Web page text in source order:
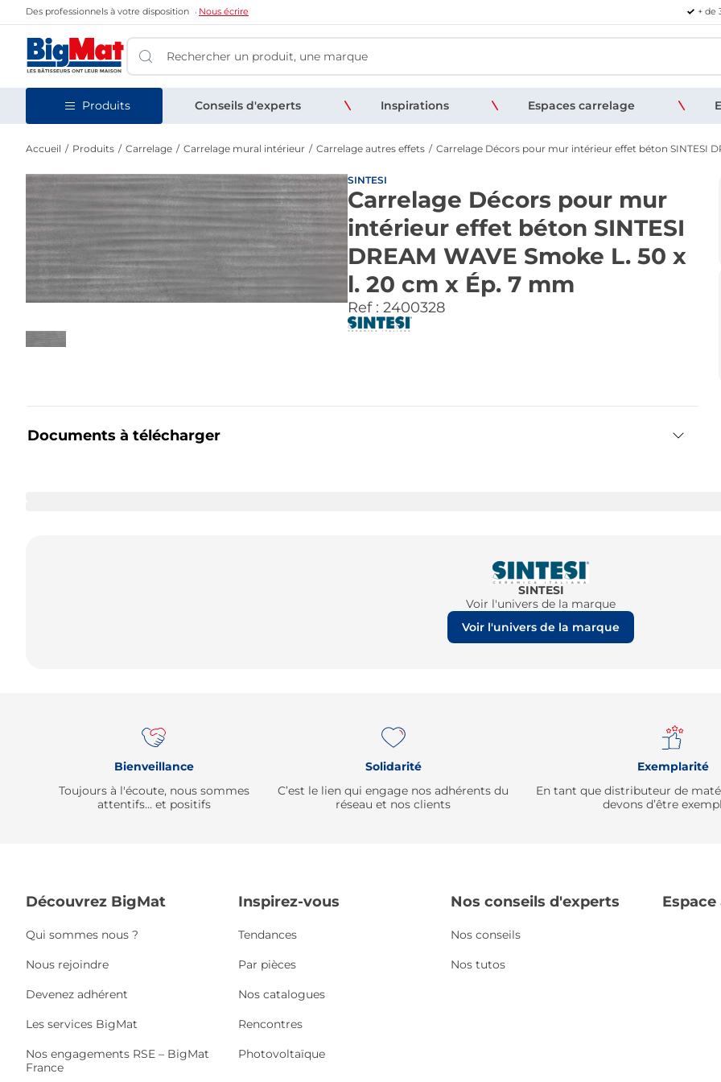
Des professionnels à votre disposition Nous écrire + de
Produits Conseils d'experts Inspirations Espaces carrelage
Accueil Produits Carrelage Carrelage mural intérieur Carrelage autres effets Carrelage Décors pour mur intérieur effet béton SINTESI
SINTESI
Carrelage Décors pour mur
intérieur effet béton SINTESI
DREAM WAVE Smoke L. 50 x
l. 20 cm x Ép. 7 mm
Ref : 2400328
Documents à télécharger
SINTESI
Voir l'univers de la marque
Voir l'univers de la marque
Bienveillance
Toujours à l'écoute, nous sommes
attentifs… et positifs
Solidarité
C’est le lien qui engage nos adhérents du
réseau et nos clients
Exemplarité
En tant que distributeur de
devons d’être
Découvrez BigMat
Qui sommes nous ?
Nous rejoindre
Devenez adhérent
Les services BigMat
Nos engagements RSE – BigMat
France
Inspirez-vous
Tendances
Par pièces
Nos catalogues
Rencontres
Photovoltaïque
Nos conseils d'experts
Nos conseils
Nos tutos